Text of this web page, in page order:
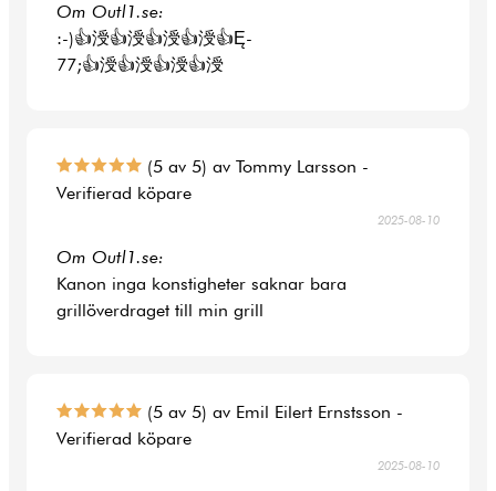
Om Outl1.se:
:-)👍涭👍涭👍涭👍涭👍Ę-
77;👍涭👍涭👍涭👍涭
(5 av 5) av Tommy Larsson -
Verifierad köpare
2025-08-10
Om Outl1.se:
Kanon inga konstigheter saknar bara
grillöverdraget till min grill
(5 av 5) av Emil Eilert Ernstsson -
Verifierad köpare
2025-08-10